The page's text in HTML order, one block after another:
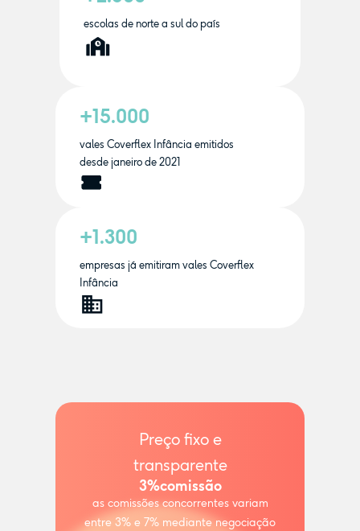
escolas de norte a sul do país
+15.000
vales Coverflex Infância emitidos
desde janeiro de 2021
+1.300
empresas já emitiram vales Coverflex
Infância
Preço fixo e
transparente
3%comissão
as comissões concorrentes variam
entre 3% e 7% mediante negociação